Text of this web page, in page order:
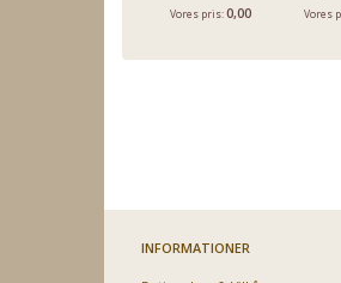
Vores pris:0,00 Vores
INFORMATIONER